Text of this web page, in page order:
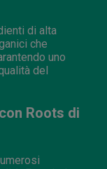
di alta
che
uno
del
Roots di